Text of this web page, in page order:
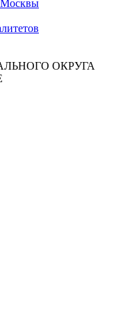
ОКРУГА